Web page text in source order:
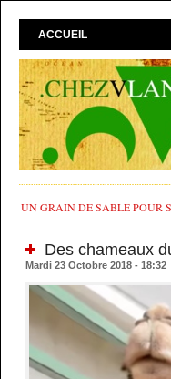
ACCUEIL
UN GRAIN DE SABLE POUR
Des chameaux
Mardi 23 Octobre 2018 - 18:32